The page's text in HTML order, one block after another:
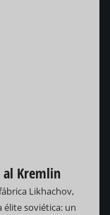
al Kremlin
Likhachov,
élite soviética: un